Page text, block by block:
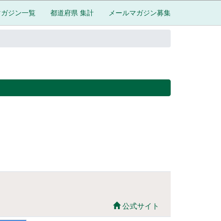
ジン一覧 都道府県 集計 メールマガジン募集
公式サイト